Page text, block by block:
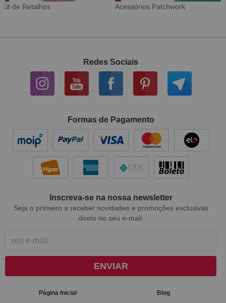
Tecido Digital Sarja Impermeável
Redes Sociais
Formas de Pagamento
Inscreva-se na nossa newsletter
Seja o primeiro a receber novidades e promoções exclusivas
direto no seu e-mail.
ENVIAR
Página Inicial Blog